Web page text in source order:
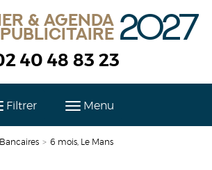
& agenda
publicitaire 2027
40 48 83 23
Filtrer Menu
> 6 mois, Le Mans